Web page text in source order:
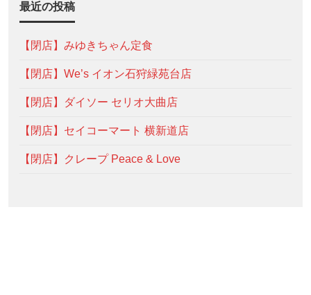
最近の投稿
【閉店】みゆきちゃん定食
【閉店】We’s イオン石狩緑苑台店
【閉店】ダイソー セリオ大曲店
【閉店】セイコーマート 横新道店
【閉店】クレープ Peace & Love